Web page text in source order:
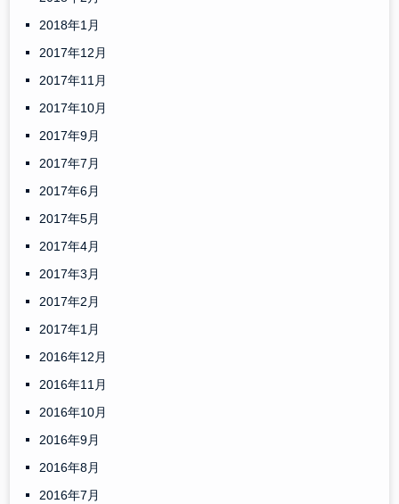
2018年1月
2017年12月
2017年11月
2017年10月
2017年9月
2017年7月
2017年6月
2017年5月
2017年4月
2017年3月
2017年2月
2017年1月
2016年12月
2016年11月
2016年10月
2016年9月
2016年8月
2016年7月